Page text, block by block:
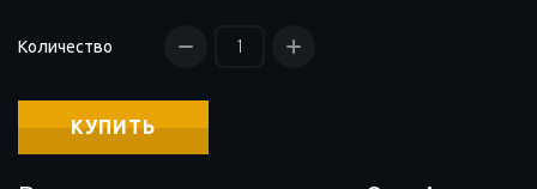
Количество
КУПИТЬ